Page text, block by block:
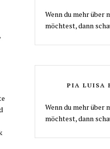
Wenn du mehr über
möchtest, dann
PIA LUISA
Wenn du mehr über
möchtest, dann